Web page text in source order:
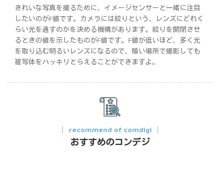
きれいな写真を撮るために、イメージセンサーと一緒に注目
したいのがF値です。カメラには絞りという、レンズにどれく
らい光を通すのかを決める機構があります。絞りを開閉させ
るときの値を示したものがF値です。F値が低いほど、多く光
を取り込む明るいレンズになるので、暗い場所で撮影しても
被写体をハッキリとらえることができますよ。
recommend of comdigi
おすすめのコンデジ